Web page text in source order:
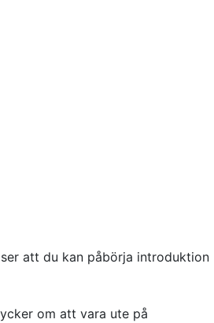
att du kan påbörja introduktion
om att vara ute på